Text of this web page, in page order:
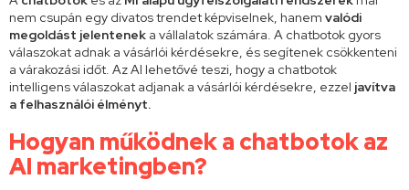
nem csupán egy divatos trendet képviselnek, hanem valódi
megoldást jelentenek a vállalatok számára. A chatbotok gyors
válaszokat adnak a vásárlói kérdésekre, és segítenek csökkenteni
a várakozási időt. Az AI lehetővé teszi, hogy a chatbotok
intelligens válaszokat adjanak a vásárlói kérdésekre, ezzel javítva
a felhasználói élményt.
Hogyan működnek a chatbotok az
AI marketingben?